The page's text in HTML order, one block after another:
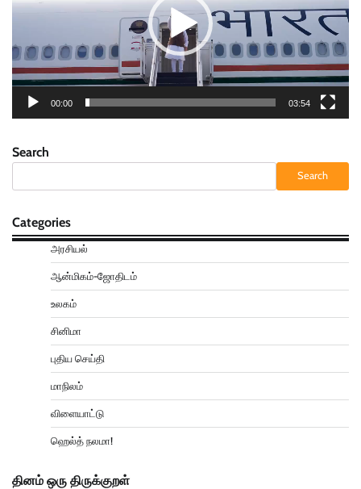
00:00 03:54
Search
Search
Categories
அரசியல்
ஆன்மிகம்-ஜோதிடம்
உலகம்
சினிமா
புதிய செய்தி
மாநிலம்
விளையாட்டு
ஹெல்த் நலமா!
தினம் ஒரு திருக்குறள்